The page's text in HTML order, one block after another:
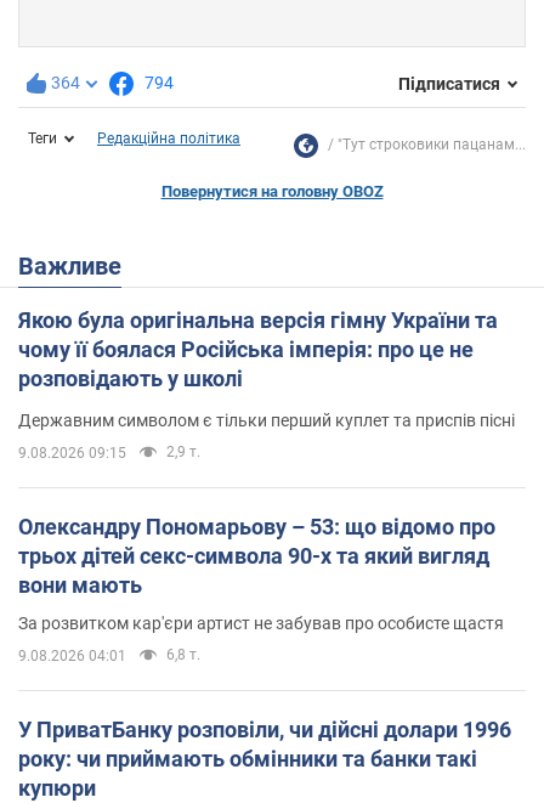
364 794 Підписатися
Теги Редакційна політика "Тут строковики пацанам...
Повернутися на головну OBOZ
Важливе
Якою була оригінальна версія гімну України та
чому її боялася Російська імперія: про це не
розповідають у школі
Державним символом є тільки перший куплет та приспів пісні
9.08.2026 09:15 2,9 т.
Олександру Пономарьову – 53: що відомо про
трьох дітей секс-символа 90-х та який вигляд
вони мають
За розвитком кар'єри артист не забував про особисте щастя
9.08.2026 04:01 6,8 т.
У ПриватБанку розповіли, чи дійсні долари 1996
року: чи приймають обмінники та банки такі
купюри